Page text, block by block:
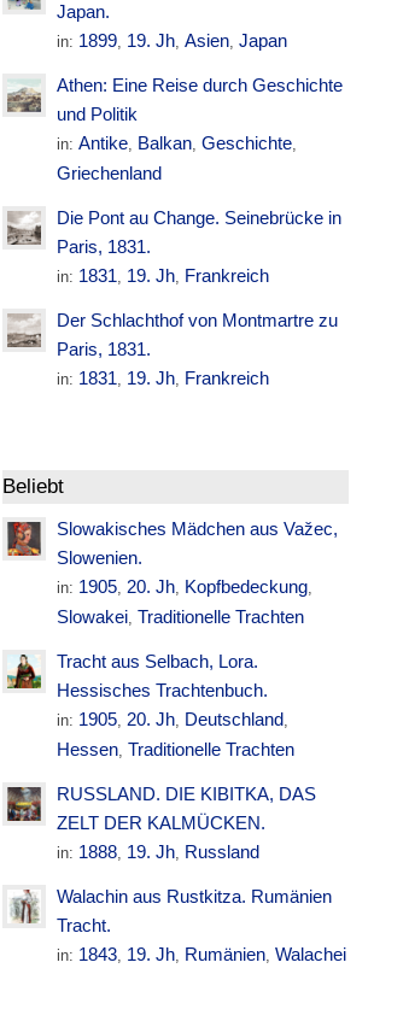
Japan.
in: 1899, 19. Jh,Asien,Japan
Athen: Eine Reise durch Geschichte
und Politik
in:Antike, Balkan,Geschichte,
Griechenland
Die Pont au Change. Seinebrücke in
Paris, 1831.
in: 1831, 19. Jh, Frankreich
Der Schlachthof von Montmartre zu
Paris, 1831.
in: 1831, 19. Jh, Frankreich
Beliebt
Slowakisches Mädchen aus Važec,
Slowenien.
in: 1905,20. Jh, Kopfbedeckung,
Slowakei, Traditionelle Trachten
Tracht aus Selbach, Lora.
Hessisches Trachtenbuch.
in: 1905,20. Jh, Deutschland,
Hessen, Traditionelle Trachten
RUSSLAND. DIE KIBITKA, DAS
ZELT DER KALMÜCKEN.
in: 1888, 19. Jh, Russland
Walachin aus Rustkitza. Rumänien
Tracht.
in: 1843, 19. Jh, Rumänien,Walachei